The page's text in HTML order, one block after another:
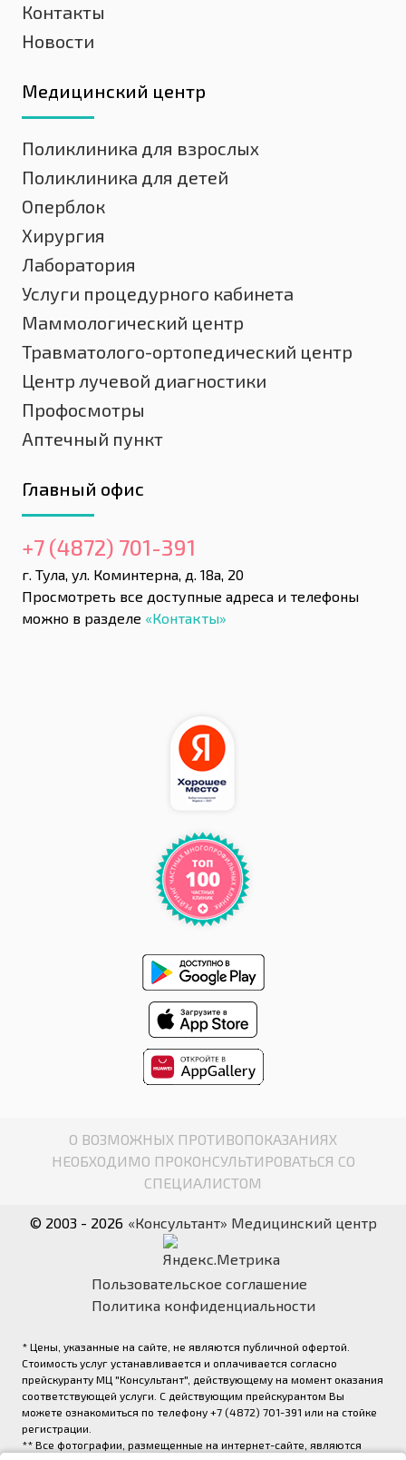
Контакты
Новости
Медицинский центр
Поликлиника для взрослых
Поликлиника для детей
Оперблок
Хирургия
Лаборатория
Услуги процедурного кабинета
Маммологический центр
Травматолого-ортопедический центр
Центр лучевой диагностики
Профосмотры
Аптечный пункт
Главный офис
+7 (4872) 701-391
г. Тула, ул. Коминтерна, д. 18а, 20
Просмотреть все доступные адреса и телефоны
можно в разделе «Контакты»
О ВОЗМОЖНЫХ ПРОТИВОПОКАЗАНИЯХ
НЕОБХОДИМО ПРОКОНСУЛЬТИРОВАТЬСЯ СО
СПЕЦИАЛИСТОМ
© 2003 - 2026 «Консультант» Медицинский центр
Пользовательское соглашение
Политика конфиденциальности
* Цены, указанные на сайте, не являются публичной офертой.
Стоимость услуг устанавливается и оплачивается согласно
прейскуранту МЦ "Консультант", действующему на момент оказания
соответствующей услуги. С действующим прейскурантом Вы
можете ознакомиться по телефону +7 (4872) 701-391 или на стойке
регистрации.
** Все фотографии, размещенные на интернет-сайте, являются